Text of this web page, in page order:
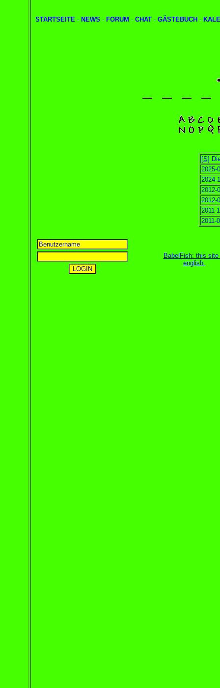
STARTSEITE - NEWS - FORUM - CHAT - GÄSTEBUCH -
[S]
2025-
2024-
2012-
2012-
2011-
2011-
BabelFish: this site
english.